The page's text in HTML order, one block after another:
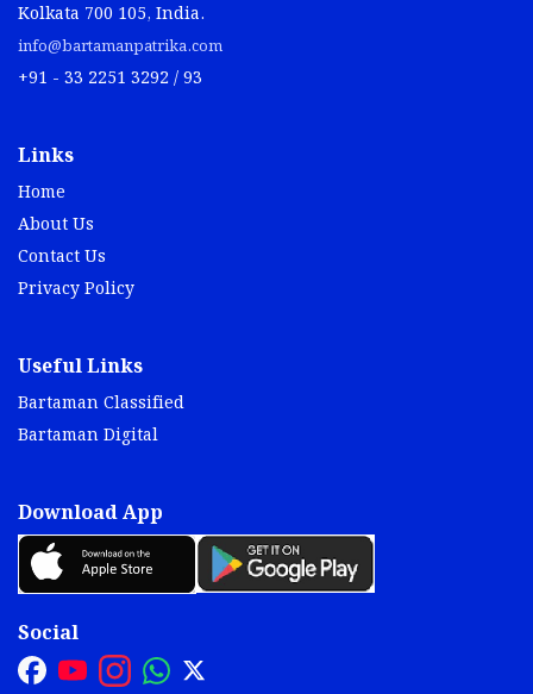
Kolkata 700 105, India.
info@bartamanpatrika.com
+91 - 33 2251 3292 / 93
Links
Home
About Us
Contact Us
Privacy Policy
Useful Links
Bartaman Classified
Bartaman Digital
Download App
Social